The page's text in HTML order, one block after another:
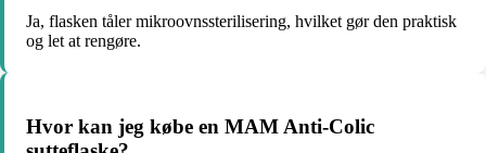
Ja, flasken tåler mikroovnssterilisering, hvilket gør den praktisk
og let at rengøre.
Hvor kan jeg købe en MAM Anti-Colic